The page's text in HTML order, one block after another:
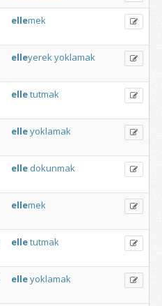
ellemek
elleyerekyoklamak
elletutmak
elleyoklamak
elle dokunmak
ellemek
elletutmak
elleyoklamak